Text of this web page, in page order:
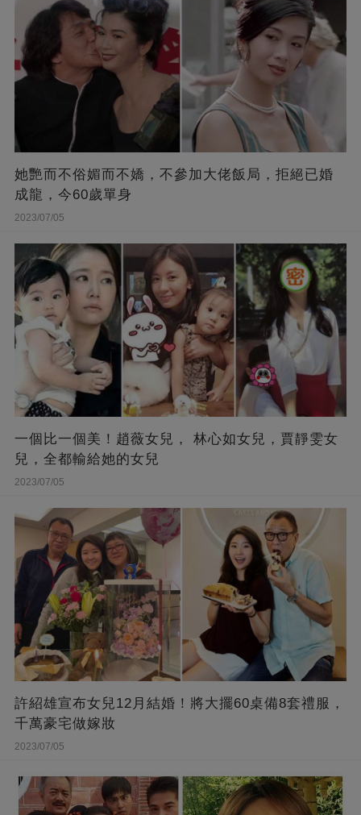
她艷而不俗媚而不嬌，不參加大佬飯局，拒絕已婚
成龍，今60歲單身
2023/07/05
一個比一個美！趙薇女兒， 林心如女兒，賈靜雯女
兒，全都輸給她的女兒
2023/07/05
許紹雄宣布女兒12月結婚！將大擺60桌備8套禮服，
千萬豪宅做嫁妝
2023/07/05